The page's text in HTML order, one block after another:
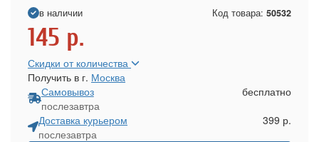
в наличии Код товара: 50532
145 р.
Скидки от количества
Получить в г. Москва
Самовывоз
послезавтра
бесплатно
Доставка курьером
послезавтра
399 р.